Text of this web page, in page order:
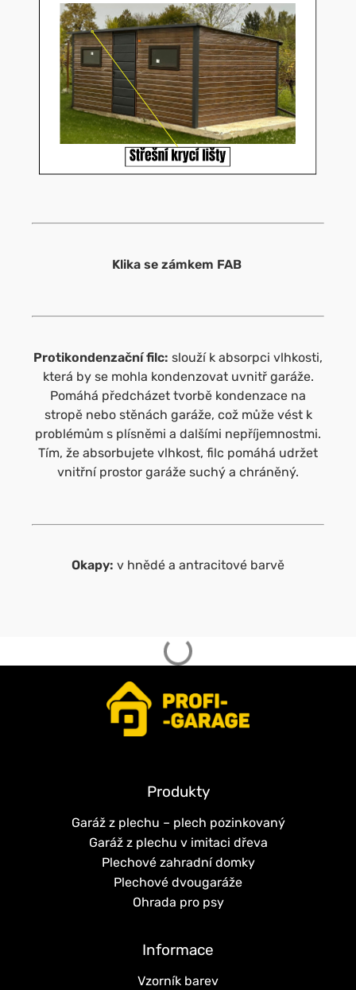
Klika se zámkem FAB
Protikondenzační filc: slouží k absorpci vlhkosti,
která by se mohla kondenzovat uvnitř garáže.
Pomáhá předcházet tvorbě kondenzace na
stropě nebo stěnách garáže, což může vést k
problémům s plísněmi a dalšími nepříjemnostmi.
Tím, že absorbujete vlhkost, filc pomáhá udržet
vnitřní prostor garáže suchý a chráněný.
Okapy: v hnědé a antracitové barvě
Produkty
Garáž z plechu – plech pozinkovaný
Garáž z plechu v imitaci dřeva
Plechové zahradní domky
Plechové dvougaráže
Ohrada pro psy
Informace
Vzorník barev